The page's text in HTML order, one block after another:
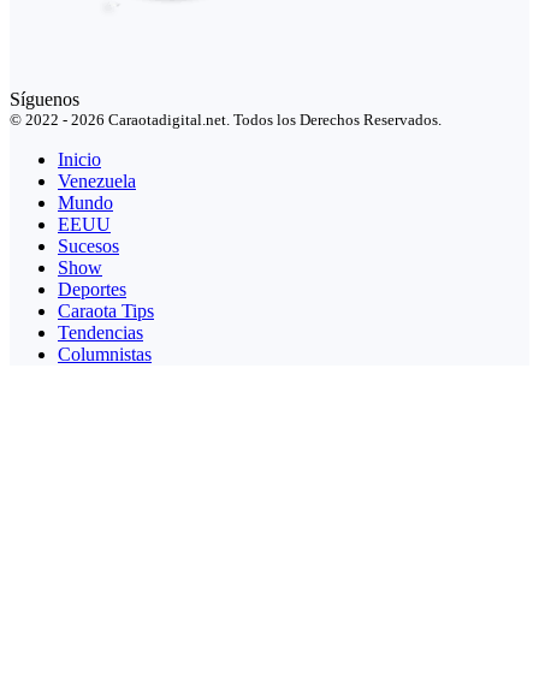
Síguenos
© 2022 - 2026 Caraotadigital.net. Todos los Derechos Reservados.
Inicio
Venezuela
Mundo
EEUU
Sucesos
Show
Deportes
Caraota Tips
Tendencias
Columnistas